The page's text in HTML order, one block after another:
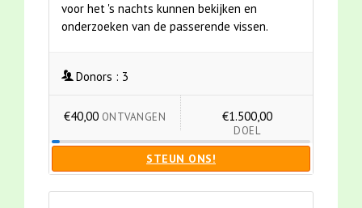
voor het 's nachts kunnen bekijken en
onderzoeken van de passerende vissen.
Donors : 3
€40,00 ONTVANGEN €1.500,00
DOEL
STEUN ONS!